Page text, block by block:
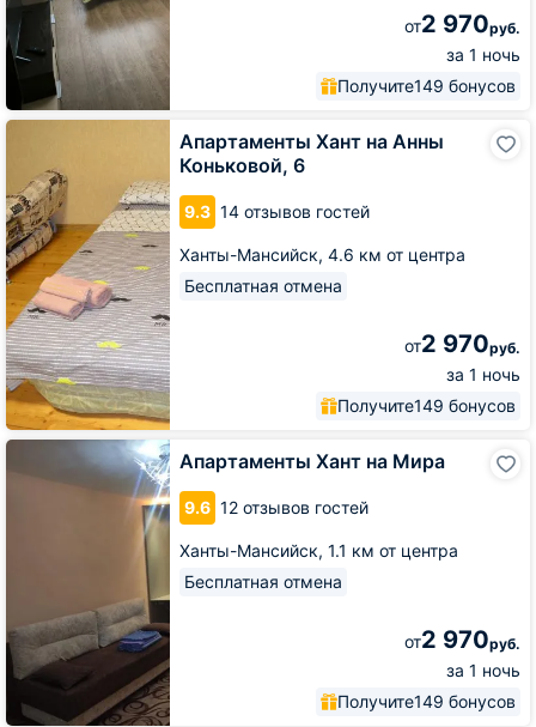
от2 970руб.
за 1 ночь
Получите149 бонусов
Апартаменты Хант на Анны
Коньковой, 6
9.3 14 отзывов гостей
Ханты-Мансийск, 4.6 км от центра
Бесплатная отмена
от2 970руб.
за 1 ночь
Получите149 бонусов
Апартаменты
Анны
Коньковой,
6
Апартаменты Хант на Мира
9.6 12 отзывов гостей
Ханты-Мансийск, 1.1 км от центра
Бесплатная отмена
от2 970руб.
за 1 ночь
Получите149 бонусов
Апартаменты
Хант